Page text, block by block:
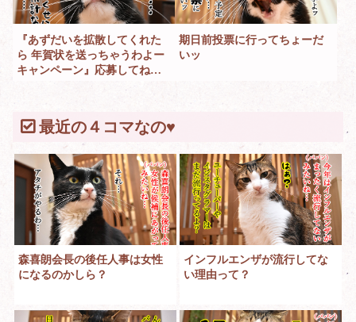
『あずだいを拡散してくれた
ら 年賀状を送っちゃうわよー
キャンペーン』応募してねー
期日前投票に行ってちょーだ
いッ
最近の４コマなの♥
森喜朗会長の後任人事は女性
になるのかしら？
インフルエンザが流行してな
い理由って？